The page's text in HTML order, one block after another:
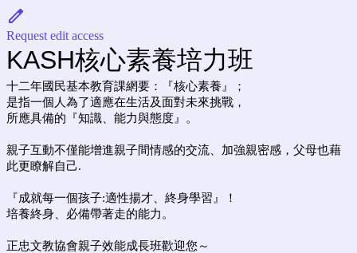
Request edit access
KASH核心素養培力班
十二年國民基本教育課網要：『核心素養』；
是指一個人為了適應在生活及面對未來挑戰，
所應具備的『知識、能力與態度』。
親子互動不僅能增進親子間情感的交流、加強親密感，父母也藉
此更瞭解自己.
『成就每一個孩子:適性揚才、終身學習』！
培養終身、必備帶著走的能力。
正忠文教協會親子效能成長班歡迎您～